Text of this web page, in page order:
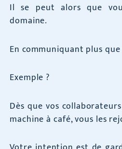
Il se peut alors que
domaine.
En communiquant plus que
Exemple ?
Dès que vos
machine à café, vous les